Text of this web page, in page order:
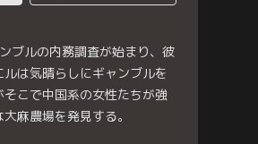
ブルの内務調査が始まり、彼
は気晴らしにギャンブルを
こで中国系の女性たちが強
麻農場を発見する。